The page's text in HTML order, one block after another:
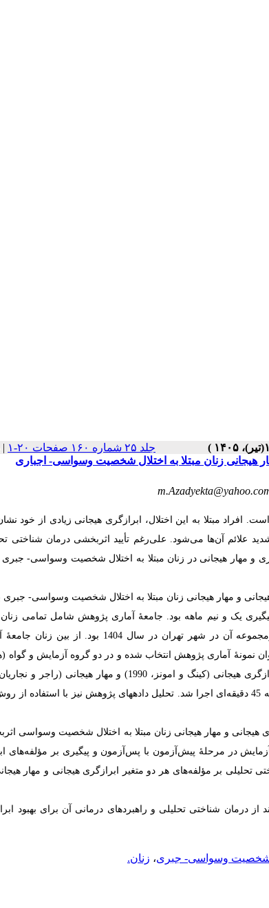
جلد ۲۵ شماره ۱۶۰ صفحات ۲۰-۱ |
است . افراد مبتلا به این اختلال، ابرازگری هیجانی زیادی از خود
علائم آن‌ها می‌شود. علی‌رغم تأیید اثربخشی درمان شناختی
و مهار هیجانی در زنان مبتلا به اختلال شخصیت وسواسی- جبری
و مهار هیجانی زنان مبتلا به اختلال شخصیت وسواسی- جبری
یک و نیم ماهه بود.
جامعۀ آماری پژوهش شامل تمامی زنان
اختلال شخصیت وسواسی- جبری مراجعه کننده به مرکز مشاوره اکسیر و مراکز زیرمجموعه آن در شهر تهران در سال
روش نمونه‌گیری هدفمند به‌عنوان نمونۀ آماری پژوهش انتخاب شده و در دو گروه­ آزمایش و
جمع‌آوری شدند. برای اعضای گروه آزمایش نیز بستۀ درمانی شناختی تحلیلی در 16 جلسه 45 دقیقه‌ای اجرا شد. تحلیل داده­های پژوهش نیز با
هیجانی و مهار هیجانی زنان مبتلا به اختلال شخصیت وسواسی
در مرحلۀ پیش‌آزمون با پس‌آزمون و پیگیری بر مؤلفه‌های
تحلیلی بر مؤلفه‌های هر دو متغیر ابرازگری هیجانی و مهار
درمان شناختی تحلیلی و راهبردهای درمانی آن برای بهبود
شخصیت وسواسی- جبری، زنان.